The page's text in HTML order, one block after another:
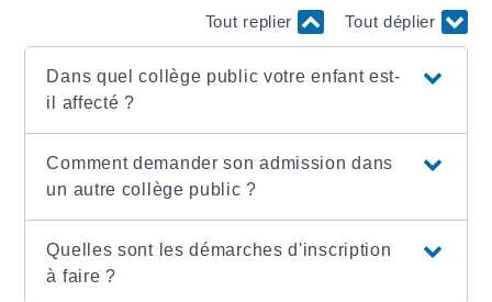
Tout replier Tout déplier
Dans quel collège public votre enfant est-
il affecté ?
Comment demander son admission dans
un autre collège public ?
Quelles sont les démarches d'inscription
à faire ?